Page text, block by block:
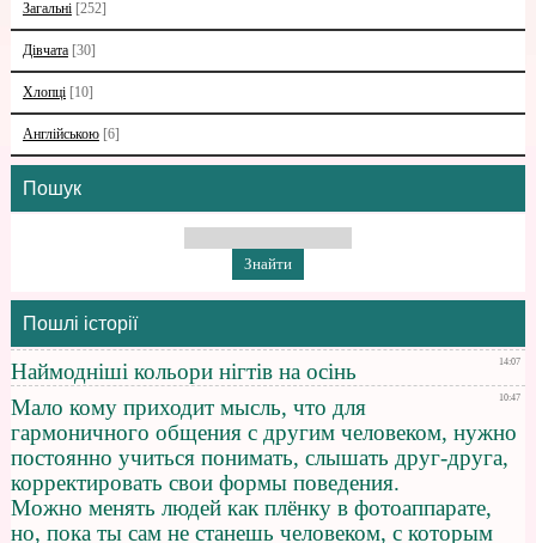
Загальні [252]
Дівчата [30]
Хлопці [10]
Англійською [6]
Пошук
Пошлі історії